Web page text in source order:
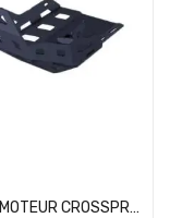
SABOT MOTEUR CROSSPRO KTM 1290 1190 1090 ADVENTURE NOIR